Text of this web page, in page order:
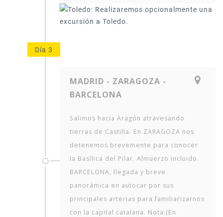
Día 3
MADRID - ZARAGOZA -
BARCELONA
Salimos hacia Aragón atravesando
tierras de Castilla. En ZARAGOZA nos
detenemos brevemente para conocer
la Basílica del Pilar. Almuerzo incluido.
BARCELONA, llegada y breve
panorámica en autocar por sus
principales arterias para familiarizarnos
con la capital catalana. Nota:(En